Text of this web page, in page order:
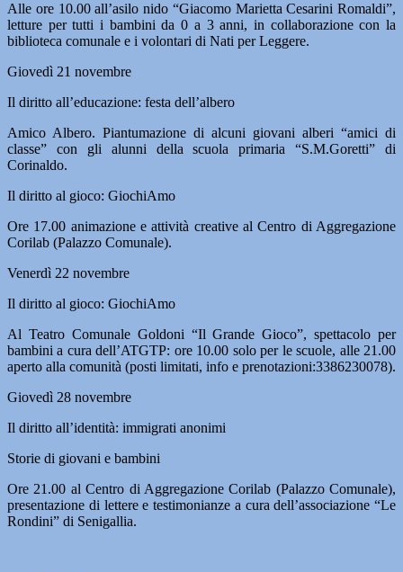
Alle ore 10.00 all’asilo nido “Giacomo Marietta Cesarini Romaldi”,
letture per tutti i bambini da 0 a 3 anni, in collaborazione con la
biblioteca comunale e i volontari di Nati per Leggere.
Giovedì 21 novembre
Il diritto all’educazione: festa dell’albero
Amico Albero. Piantumazione di alcuni giovani alberi “amici di
classe” con gli alunni della scuola primaria “S.M.Goretti” di
Corinaldo.
Il diritto al gioco: GiochiAmo
Ore 17.00 animazione e attività creative al Centro di Aggregazione
Corilab (Palazzo Comunale).
Venerdì 22 novembre
Il diritto al gioco: GiochiAmo
Al Teatro Comunale Goldoni “Il Grande Gioco”, spettacolo per
bambini a cura dell’ATGTP: ore 10.00 solo per le scuole, alle 21.00
aperto alla comunità (posti limitati, info e prenotazioni:3386230078).
Giovedì 28 novembre
Il diritto all’identità: immigrati anonimi
Storie di giovani e bambini
Ore 21.00 al Centro di Aggregazione Corilab (Palazzo Comunale),
presentazione di lettere e testimonianze a cura dell’associazione “Le
Rondini” di Senigallia.